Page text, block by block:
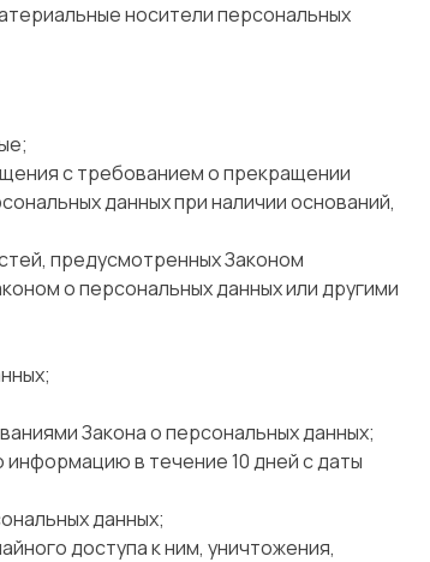
носители персональных
с требованием о прекращении
данных при наличии оснований,
предусмотренных Законом
о персональных данных или другими
Закона о персональных данных;
в течение 10 дней с даты
данных;
доступа к ним, уничтожения,